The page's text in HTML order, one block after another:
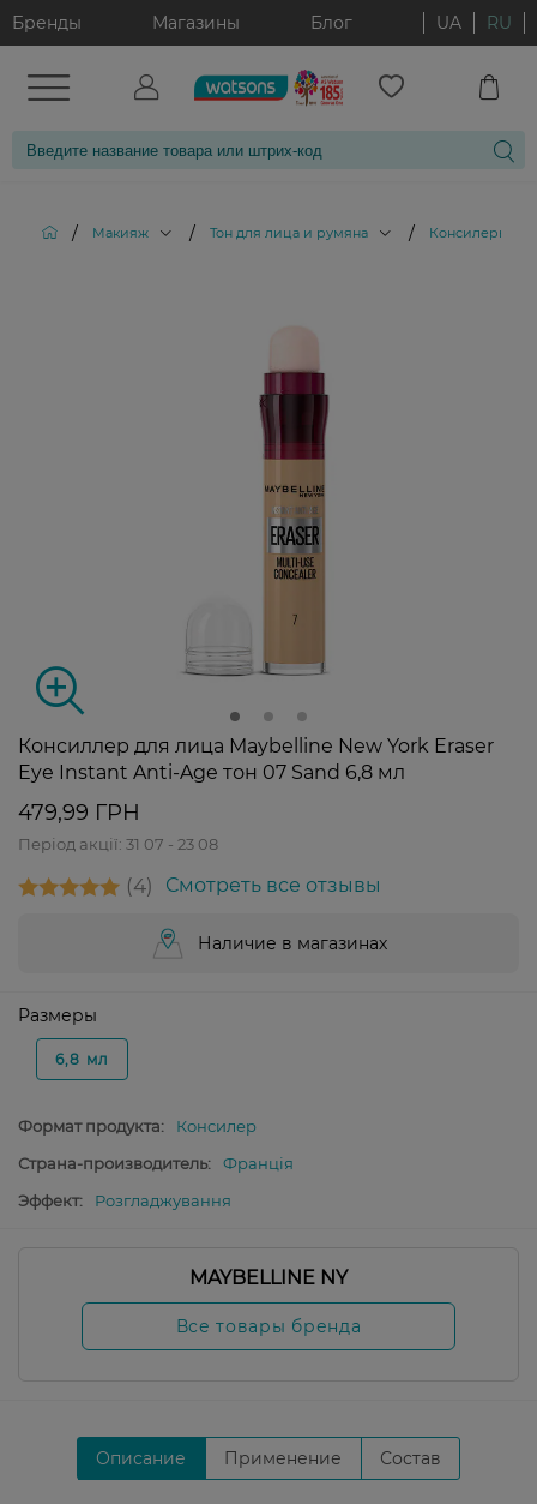
Бренды Магазины Блог UA RU
/ Макияж / Тон для лица и румяна / Консилеры
Консиллер для лица Maybelline New York Eraser
Eye Instant Anti-Age тон 07 Sand 6,8 мл
479,99 ГРН
Період акції: 31 07 - 23 08
4 Смотреть все отзывы
Наличие в магазинах
Размеры
6,8 мл
Формат продукта:
Консилер
Страна-производитель:
Франція
Эффект:
Розгладжування
MAYBELLINE NY
Все товары бренда
Описание Применение Состав